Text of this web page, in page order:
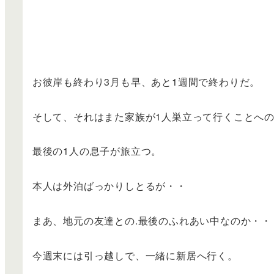
お彼岸も終わり3月も早、あと1週間で終わりだ。
そして、それはまた家族が1人巣立って行くことへ
最後の1人の息子が旅立つ。
本人は外泊ばっかりしとるが・・
まあ、地元の友達との.最後のふれあい中なのか・・
今週末には引っ越しで、一緒に新居へ行く。